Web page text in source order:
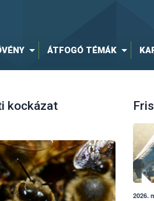
ÁTFOGÓ TÉMÁK
kockázat
2026.